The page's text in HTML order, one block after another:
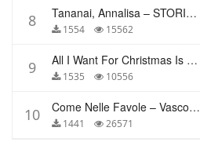
8 Tananai, Annalisa – STORIE BREVI
1554 15562
9 All I Want For Christmas Is You – Mariah Carey
1535 10556
10 Come Nelle Favole – Vasco Rossi
1441 26571